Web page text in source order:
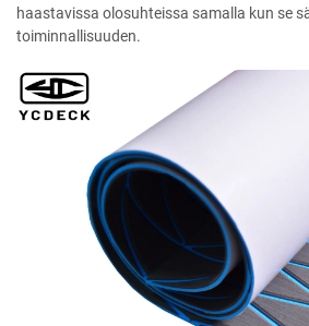
haastavissa olosuhteissa samalla kun se
toiminnallisuuden.